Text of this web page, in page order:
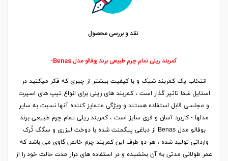
نقد و بررسی محصول
کمربند ریلی تمام چرم طبیعی برند بوفالو مدل Benas؛
انتخاب یک کمربند شیک و با کیفیت بیشتر از چیری که فکر میکنید در
استایل شما تاثیر گذار است ، کمربند های ریلی برای انواع تیپ های اسپرت
و مجلسی قابل استفاده هستند و ویژگی متمایز کننده آنها نسبت به سایر
مدلها ؛ کاربرد آسان و فری سایز است ، کمربند ریلی تمام چرم طبیعی برند
بوفالو مدل Benas از دباغی پیگمنت شده با دوخت لیزری و سگگ تُرک
وارداتی تولید شده ، هر دو طرف این کمربند چرم خالص گاوی می باشد که
عمر طولانی مدتی به آن بخشیده و در استفاده های دراز مدت حالت خود را از